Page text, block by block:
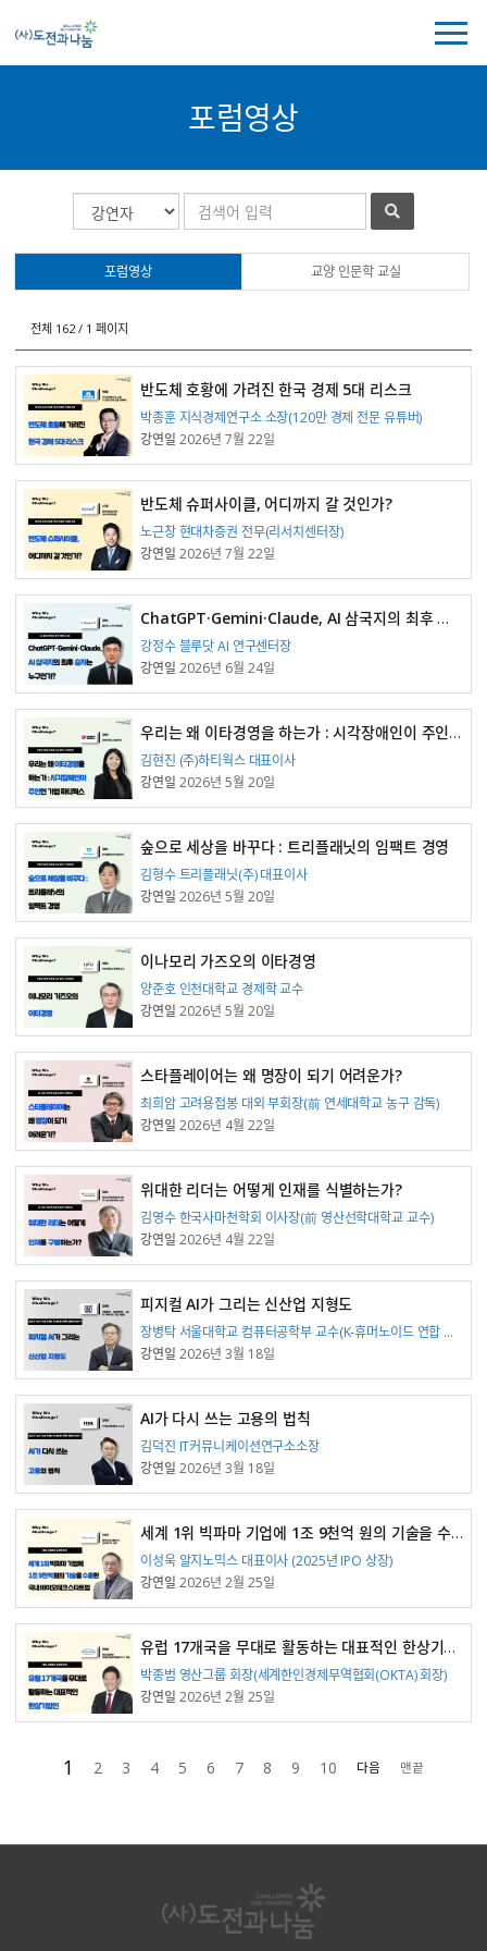
전
포럼영상
목
색
색
색
포럼영상 교양 인문학 교실
전체 162 / 1 페이지
반도체 호황에 가려진 한국 경제 5대 리스크
강연자
박종훈 지식경제연구소 소장(120만 경제 전문 유튜버)
강연일 2026년 7월 22일
반도체 슈퍼사이클, 어디까지 갈 것인가?
강연자
노근창 현대차증권 전무(리서치센터장)
강연일 2026년 7월 22일
ChatGPT·Gemini·Claude, AI 삼국지의 최후 승자는 누구인가?
강연자
강정수 블루닷 AI 연구센터장
강연일 2026년 6월 24일
우리는 왜 이타경영을 하는가 : 시각장애인이 주인인 기업 하티웍스
강연자
김현진 (주)하티웍스 대표이사
강연일 2026년 5월 20일
숲으로 세상을 바꾸다 : 트리플래닛의 임팩트 경영
강연자
김형수 트리플래닛(주) 대표이사
강연일 2026년 5월 20일
이나모리 가즈오의 이타경영
강연자
양준호 인천대학교 경제학 교수
강연일 2026년 5월 20일
스타플레이어는 왜 명장이 되기 어려운가?
강연자
최희암 고려용접봉 대외 부회장(前 연세대학교 농구 감독)
강연일 2026년 4월 22일
위대한 리더는 어떻게 인재를 식별하는가?
강연자
김영수 한국사마천학회 이사장(前 영산선학대학교 교수)
강연일 2026년 4월 22일
피지컬 AI가 그리는 신산업 지형도
강연자
장병탁 서울대학교 컴퓨터공학부 교수(K-휴머노이드 연합 위원장)
강연일 2026년 3월 18일
AI가 다시 쓰는 고용의 법칙
강연자
김덕진 IT커뮤니케이션연구소소장
강연일 2026년 3월 18일
세계 1위 빅파마 기업에 1조 9천억 원의 기술을 수출한 국내 바이오테크 스타트업
강연자
이성욱 알지노믹스 대표이사 (2025년 IPO 상장)
강연일 2026년 2월 25일
유럽 17개국을 무대로 활동하는 대표적인 한상기업인
강연자
박종범 영산그룹 회장(세계한인경제무역협회(OKTA) 회장)
강연일 2026년 2월 25일
1 2 3 4 5 6 7 8 9 10 다음 맨끝